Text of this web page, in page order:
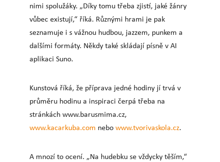
nimi spolužáky. „Díky tomu třeba zjistí, jaké žánry
vůbec existují,“ říká. Různými hrami je pak
seznamuje i s vážnou hudbou, jazzem, punkem a
dalšími formáty. Někdy také skládají písně v AI
aplikaci Suno.
Kunstová říká, že příprava jedné hodiny jí trvá v
průměru hodinu a inspiraci čerpá třeba na
stránkách www.barusmima.cz,
www.kacarkuba.com nebowww.tvorivaskola.cz.
A mnozí to ocení. „Na hudebku se vždycky těším,“